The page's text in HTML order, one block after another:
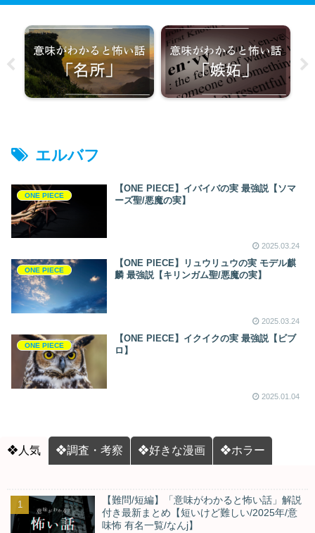
エルバフ
ONE PIECE
【ONE PIECE】イバイバの実 最強説【ソマ
ーズ聖/悪魔の実】
2025.03.24
ONE PIECE
【ONE PIECE】リュウリュウの実 モデル麒
麟 最強説【キリンガム聖/悪魔の実】
2025.03.24
ONE PIECE
【ONE PIECE】イクイクの実 最強説【ビブ
ロ】
2025.01.04
❖人気 ❖調査・考察 ❖好きな漫画 ❖ホラー
【難問/短編】「意味がわかると怖い話」解説
付き最新まとめ【短いけど難しい/2025年/意
味怖 有名一覧/なんj】